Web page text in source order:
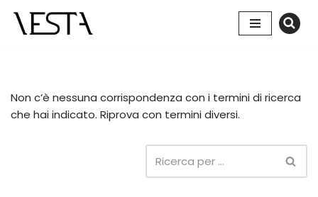
Vai
Non c’è nessuna corrispondenza con i termini di ricerca
che hai indicato. Riprova con termini diversi.